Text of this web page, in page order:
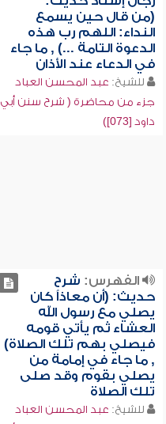
(من قال حين يسمع
النداء: اللهم رب هذه
الدعوة التامة ...) , ما جاء
في الدعاء عند الأذان
للشيخ: عبد المحسن العباد
جزء من محاضرة ( شرح سنن أبي
داود [073])
الفهرس: شرح
حديث: (أن معاذاً كان
يصلي مع رسول الله
العشاء ثم يأتي قومه
فيصلي بهم تلك الصلاة)
, ما جاء في إمامة من
يصلي بقوم وقد صلى
تلك الصلاة
للشيخ: عبد المحسن العباد